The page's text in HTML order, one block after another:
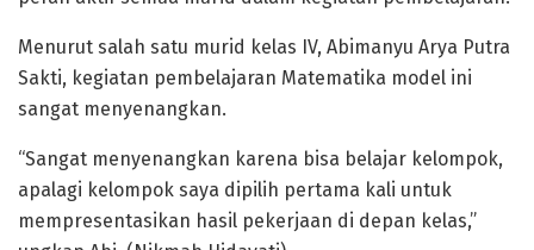
Menurut salah satu murid kelas IV, Abimanyu Arya Putra
Sakti, kegiatan pembelajaran Matematika model ini
sangat menyenangkan.
“Sangat menyenangkan karena bisa belajar kelompok,
apalagi kelompok saya dipilih pertama kali untuk
mempresentasikan hasil pekerjaan di depan kelas,”